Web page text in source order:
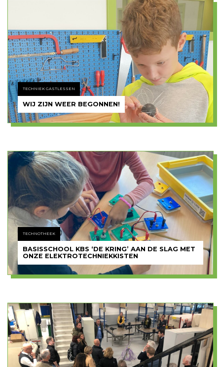
TECHNIEK GASTLESSEN
WIJ ZIJN WEER BEGONNEN!
TECHNOTHEEK
BASISSCHOOL KBS ‘DE KRING’ AAN DE SLAG MET
ONZE ELEKTROTECHNIEKKISTEN